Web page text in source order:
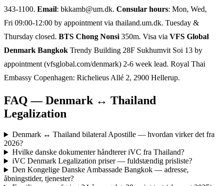
343-1100. Email: bkkamb@um.dk. Consular hours: Mon, Wed,
Fri 09:00-12:00 by appointment via thailand.um.dk. Tuesday &
Thursday closed. BTS Chong Nonsi 350m. Visa via VFS Global
Denmark Bangkok Trendy Building 28F Sukhumvit Soi 13 by
appointment (vfsglobal.com/denmark) 2-6 week lead. Royal Thai
Embassy Copenhagen: Richelieus Allé 2, 2900 Hellerup.
FAQ — Denmark ↔ Thailand
Legalization
Denmark ↔ Thailand bilateral Apostille — hvordan virker det fra
2026?
Hvilke danske dokumenter håndterer iVC fra Thailand?
iVC Denmark Legalization priser — fuldstændig prisliste?
Den Kongelige Danske Ambassade Bangkok — adresse,
åbningstider, tjenester?